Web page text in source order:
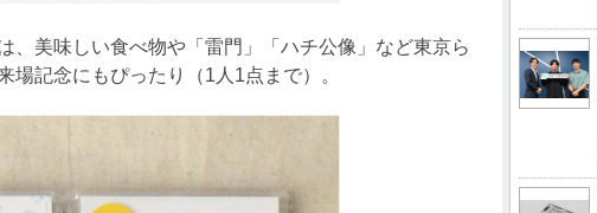
美味しい食べ物や「雷門」「ハチ公像」など東京ら
場記念にもぴったり（1人1点まで）。